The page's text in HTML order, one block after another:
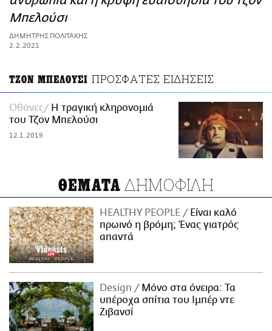
ΑΜΠΑ
PRINT
Μπελούσι
ΔΗΜΗΤΡΗΣ ΠΟΛΙΤΑΚΗΣ
2.2.2021
ΤΖΟΝ ΜΠΕΛΟΥΣΙ ΠΡΟΣΦΑΤΕΣ ΕΙΔΗΣΕΙΣ
Οθόνες
Η τραγική κληρονομιά
του Τζον Μπελούσι
12.1.2019
ΘΕΜΑΤΑ ΔΗΜΟΦΙΛΗ
HEALTHY PEOPLE
Είναι καλό
πρωινό η βρόμη; Ένας γιατρός
απαντά
Design
Μόνο στα όνειρα: Τα
υπέροχα σπίτια του Ιμπέρ ντε
Ζιβανσί